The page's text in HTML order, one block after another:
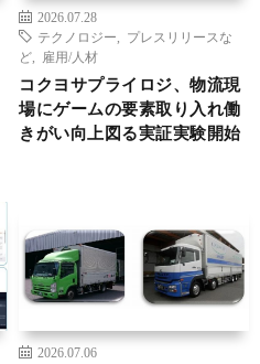
2026.07.28
テクノロジー
プレスリリースな
ど
雇用/人材
コクヨサプライロジ、物流現
場にゲームの要素取り入れ働
きがい向上図る実証実験開始
2026.07.06